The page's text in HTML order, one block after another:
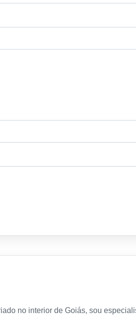
no interior de Goiás, sou